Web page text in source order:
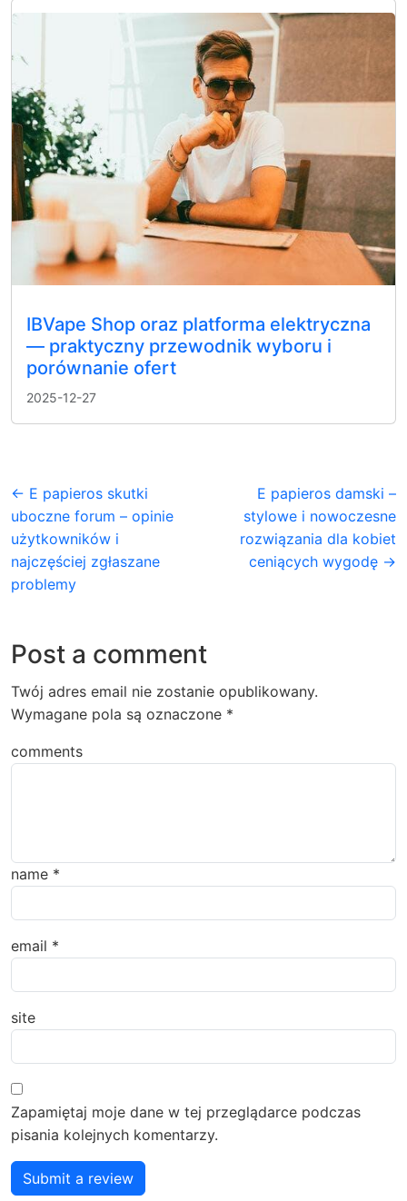
IBVape Shop oraz platforma elektryczna
— praktyczny przewodnik wyboru i
porównanie ofert
2025-12-27
← E papieros skutki
uboczne forum – opinie
użytkowników i
najczęściej zgłaszane
problemy
E papieros damski –
stylowe i nowoczesne
rozwiązania dla kobiet
ceniących wygodę →
Post a comment
Twój adres email nie zostanie opublikowany.
Wymagane pola są oznaczone *
comments
name *
email *
site
Zapamiętaj moje dane w tej przeglądarce podczas
pisania kolejnych komentarzy.
Submit a review